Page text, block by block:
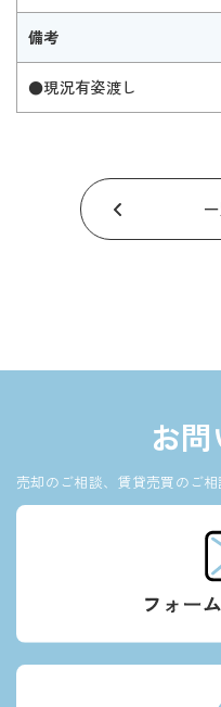
備考
●現況有姿渡し
お
売却のご相談、賃貸売買のご